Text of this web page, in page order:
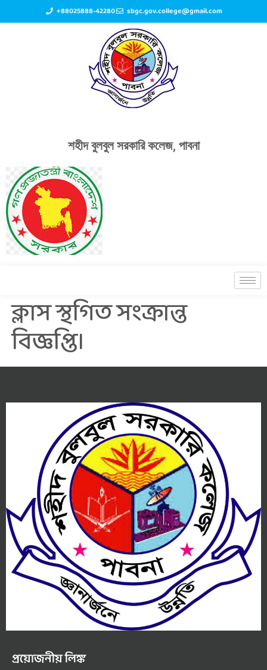
+88025888-42280 sbgc.gov.college@gmail.com
শহীদ বুলবুল সরকারি কলেজ, পাবনা
ক্লাস স্থগিত সংক্রান্ত
বিজ্ঞপ্তি।
প্রয়োজনীয় লিঙ্ক